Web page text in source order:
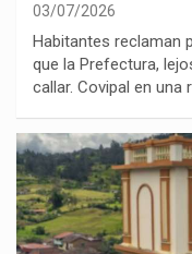
03/07/2026
Habitantes reclaman
que la Prefectura,
callar. Covipal en